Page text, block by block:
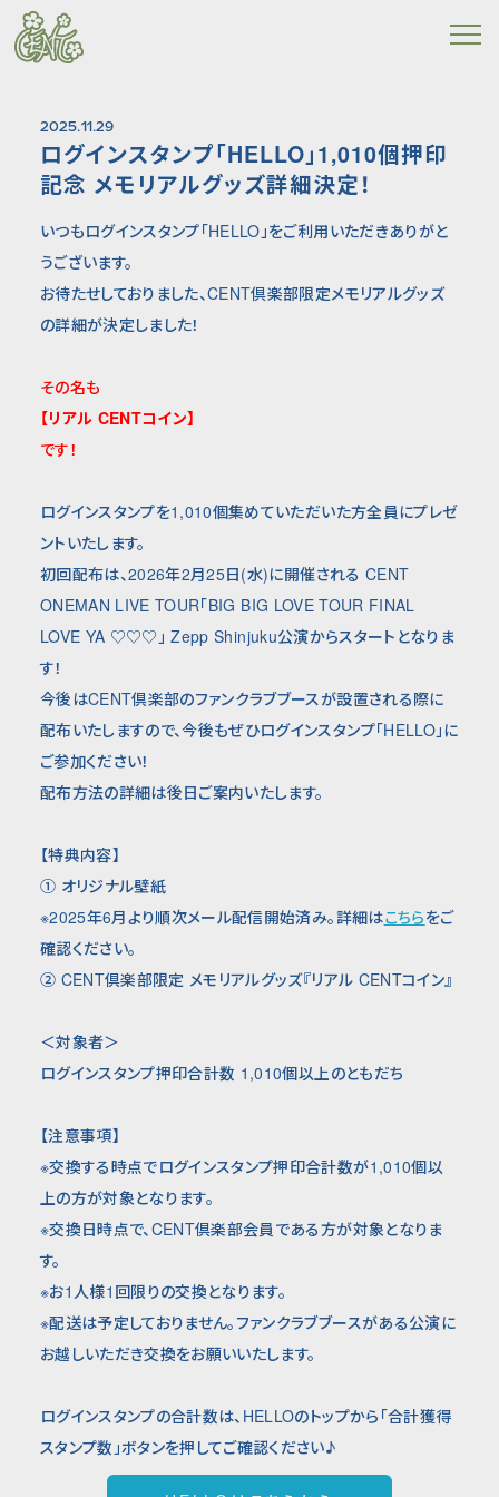
2025.11.29
ログインスタンプ「HELLO」1,010個押印
記念 メモリアルグッズ詳細決定！
いつもログインスタンプ「HELLO」をご利用いただきありがと
うございます。
お待たせしておりました、CENT倶楽部限定メモリアルグッズ
の詳細が決定しました！
その名も
【リアル CENTコイン】
です！
ログインスタンプを1,010個集めていただいた方全員にプレゼ
ントいたします。
初回配布は、2026年2月25日(水)に開催される CENT
ONEMAN LIVE TOUR「BIG BIG LOVE TOUR FINAL
LOVE YA ♡♡♡」 Zepp Shinjuku公演からスタートとなりま
す！
今後はCENT倶楽部のファンクラブブースが設置される際に
配布いたしますので、今後もぜひログインスタンプ「HELLO」に
ご参加ください！
配布方法の詳細は後日ご案内いたします。
【特典内容】
① オリジナル壁紙
※2025年6月より順次メール配信開始済み。詳細はこちらをご
確認ください。
② CENT倶楽部限定 メモリアルグッズ『リアル CENTコイン』
＜対象者＞
ログインスタンプ押印合計数 1,010個以上のともだち
【注意事項】
※交換する時点でログインスタンプ押印合計数が1,010個以
上の方が対象となります。
※交換日時点で、CENT倶楽部会員である方が対象となりま
す。
※お1人様1回限りの交換となります。
※配送は予定しておりません。ファンクラブブースがある公演に
お越しいただき交換をお願いいたします。
ログインスタンプの合計数は、HELLOのトップから「合計獲得
スタンプ数」ボタンを押してご確認ください♪